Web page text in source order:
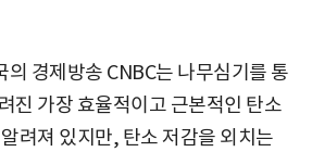
의 경제방송 CNBC는 나무심기를 통
진 가장 효율적이고 근본적인 탄소
려져 있지만, 탄소 저감을 외치는